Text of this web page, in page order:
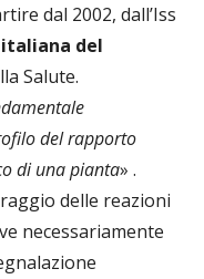
dal 2002, dall’Iss
del
Salute.
del rapporto
di una pianta» .
delle reazioni
necessariamente